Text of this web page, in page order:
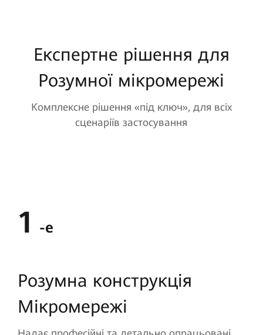
Експертне рішення для
Розумної мікромережі
Комплексне рішення «під ключ», для всіх
сценаріїв застосування
1 -е
Розумна конструкція
Мікромережі